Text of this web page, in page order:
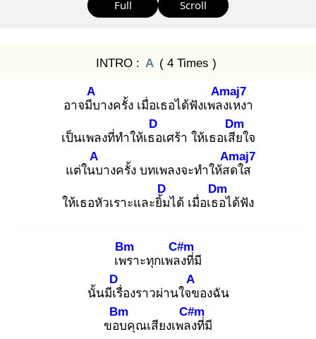
Full Scroll
INTRO : A ( 4 Times )
อาจมีบ
A
างครั้ง เมื่อเธอได้ฟังเพลง
Amaj7
เหงา
เป็นเพลงที่ทำให้เธอ
D
เศร้า ให้เธอเสีย
Dm
ใจ
แต่ในบ
A
างครั้ง บทเพลงจะทำให้สด
Amaj7
ใส
ให้เธอหัวเราะและยิ้ม
D
ได้ เมื่อเธอ
Dm
ได้ฟัง
เพร
Bm
าะทุกเพลง
C#m
ที่มี
นั้นมีเรื่
D
องราวผ่านใจข
A
องฉัน
ขอบ
Bm
คุณเสียงเพลง
C#m
ที่มี